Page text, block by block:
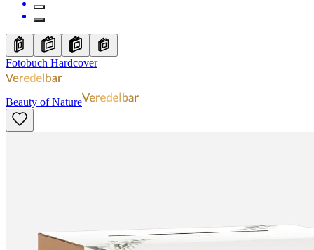
Fotobuch Hardcover
Beauty of Nature